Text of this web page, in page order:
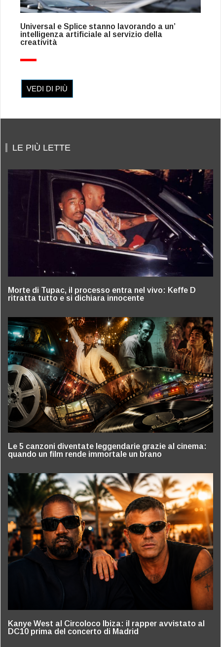
Universal e Splice stanno lavorando a un’
intelligenza artificiale al servizio della
creatività
VEDI DI PIÙ
LE PIÙ LETTE
Morte di Tupac, il processo entra nel vivo: Keffe D
ritratta tutto e si dichiara innocente
Le 5 canzoni diventate leggendarie grazie al cinema:
quando un film rende immortale un brano
Kanye West al Circoloco Ibiza: il rapper avvistato al
DC10 prima del concerto di Madrid